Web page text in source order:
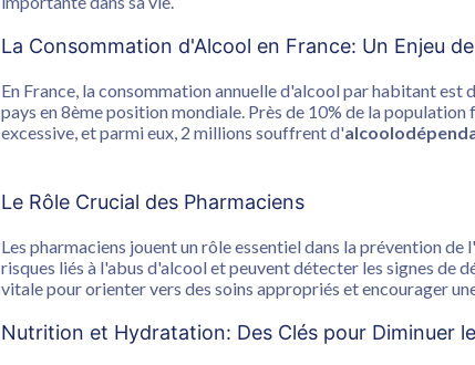
La Consommation d'Alcool en France: Un Enjeu
En France, la consommation annuelle d'alcool par habitant
pays en 8ème position mondiale. Près de 10% de la
excessive, et parmi eux, 2 millions souffrent d'
Le Rôle Crucial des Pharmaciens
Les pharmaciens jouent un rôle essentiel dans la prévention de l'
risques liés à l'abus d'alcool et peuvent détecter les signes de
vitale pour orienter vers des soins appropriés et encourager
Nutrition et Hydratation: Des Clés pour Diminuer